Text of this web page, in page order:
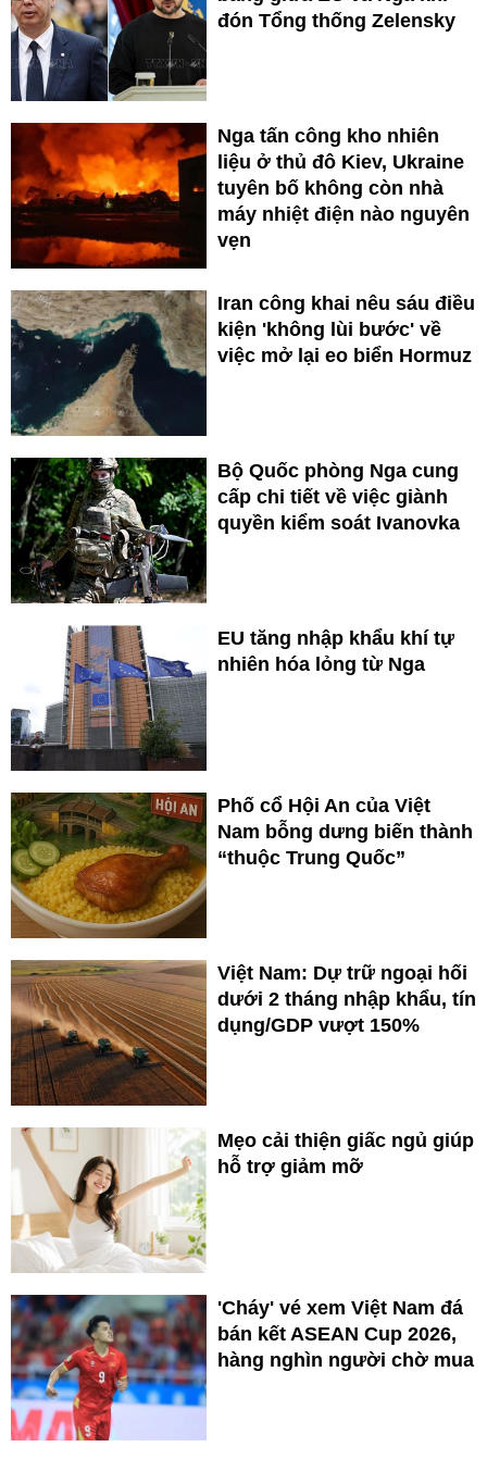
đón Tổng thống Zelensky
Nga tấn công kho nhiên
liệu ở thủ đô Kiev, Ukraine
tuyên bố không còn nhà
máy nhiệt điện nào nguyên
vẹn
Iran công khai nêu sáu điều
kiện 'không lùi bước' về
việc mở lại eo biển Hormuz
Bộ Quốc phòng Nga cung
cấp chi tiết về việc giành
quyền kiểm soát Ivanovka
EU tăng nhập khẩu khí tự
nhiên hóa lỏng từ Nga
Phố cổ Hội An của Việt
Nam bỗng dưng biến thành
“thuộc Trung Quốc”
Việt Nam: Dự trữ ngoại hối
dưới 2 tháng nhập khẩu, tín
dụng/GDP vượt 150%
Mẹo cải thiện giấc ngủ giúp
hỗ trợ giảm mỡ
'Cháy' vé xem Việt Nam đá
bán kết ASEAN Cup 2026,
hàng nghìn người chờ mua